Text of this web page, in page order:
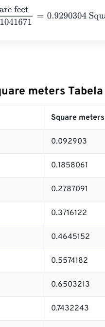
10.76391041671=0.9290304
meters
Square meters
0.092903
0.1858061
0.2787091
0.3716122
0.4645152
0.5574182
0.6503213
0.7432243